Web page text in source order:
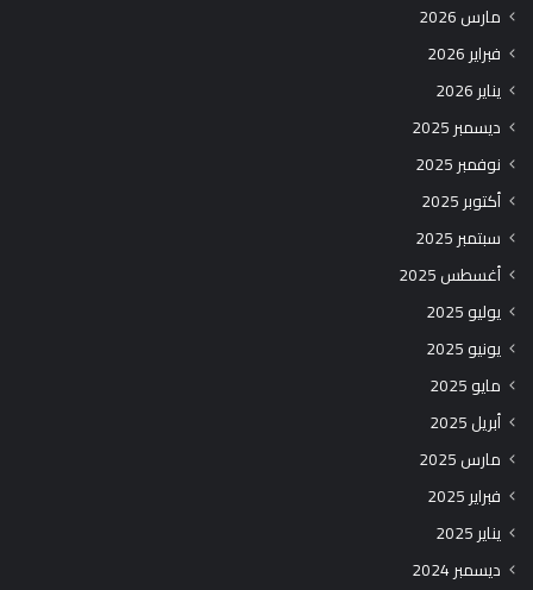
مارس 2026
فبراير 2026
يناير 2026
ديسمبر 2025
نوفمبر 2025
أكتوبر 2025
سبتمبر 2025
أغسطس 2025
يوليو 2025
يونيو 2025
مايو 2025
أبريل 2025
مارس 2025
فبراير 2025
يناير 2025
ديسمبر 2024